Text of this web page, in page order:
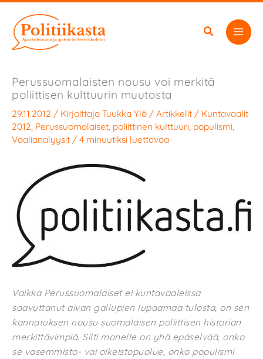
sisältöön
Perussuomalaisten nousu voi merkitä
poliittisen kulttuurin muutosta
29.11.2012 / Kirjoittaja Tuukka Ylä / Artikkelit / Kuntavaalit
2012 Perussuomalaiset poliittinen kulttuuri populismi
Vaalianalyysit / 4 minuutiksi luettavaa
Vaikka Perussuomalaiset ei kuntavaaleissa
saavuttanut aivan gallupien lupaamaa tulosta, on sen
kannatuksen nousu suomalaisen poliittisen historian
merkittävimpiä. Silti monelle on yhä epäselvää, onko
se vasemmisto- vai oikeistopuolue, onko populismi